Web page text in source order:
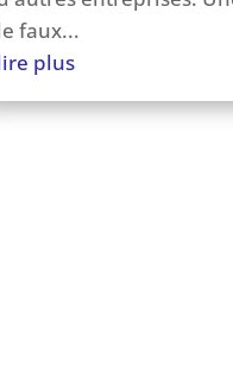
faux...
plus